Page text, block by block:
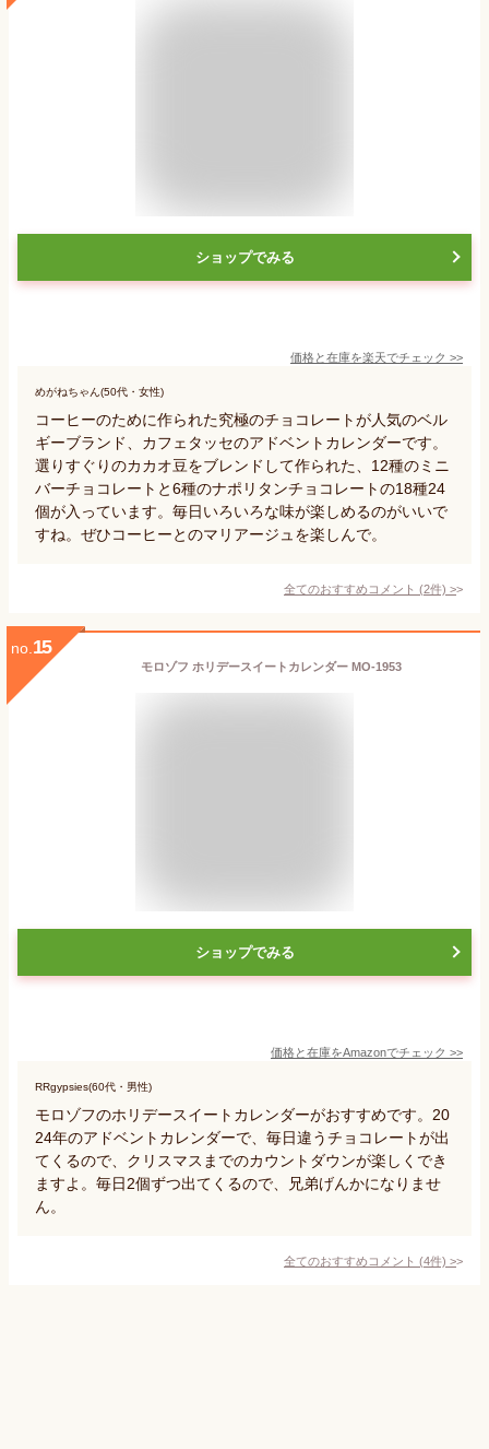
ショップでみる
価格と在庫を楽天でチェック >>
めがねちゃん(50代・女性)
コーヒーのために作られた究極のチョコレートが人気のベル
ギーブランド、カフェタッセのアドベントカレンダーです。
選りすぐりのカカオ豆をブレンドして作られた、12種のミニ
バーチョコレートと6種のナポリタンチョコレートの18種24
個が入っています。毎日いろいろな味が楽しめるのがいいで
すね。ぜひコーヒーとのマリアージュを楽しんで。
全てのおすすめコメント (2件) >
no. 15
モロゾフ ホリデースイートカレンダー MO-1953
ショップでみる
価格と在庫をAmazonでチェック >>
RRgypsies(60代・男性)
モロゾフのホリデースイートカレンダーがおすすめです。20
24年のアドベントカレンダーで、毎日違うチョコレートが出
てくるので、クリスマスまでのカウントダウンが楽しくでき
ますよ。毎日2個ずつ出てくるので、兄弟げんかになりませ
ん。
全てのおすすめコメント (4件) >